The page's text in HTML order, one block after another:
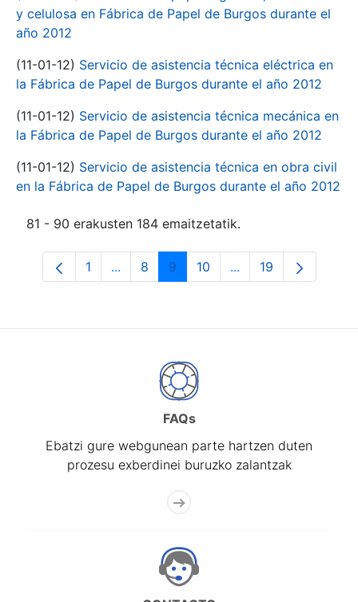
y celulosa en Fábrica de Papel de Burgos durante el
año 2012
(11-01-12) Servicio de asistencia técnica eléctrica en
la Fábrica de Papel de Burgos durante el año 2012
(11-01-12) Servicio de asistencia técnica mecánica en
la Fábrica de Papel de Burgos durante el año 2012
(11-01-12) Servicio de asistencia técnica en obra civil
en la Fábrica de Papel de Burgos durante el año 2012
81 - 90 erakusten 184 emaitzetatik.
Orrialdea
1 ...Intermediate Pages Use TAB to
Orrialdea
8 Orrialdea
9 Orrialdea
10 ...Intermediate Pages
Orrialdea
19
FAQs
Ebatzi gure webgunean parte hartzen duten
prozesu exberdinei buruzko zalantzak